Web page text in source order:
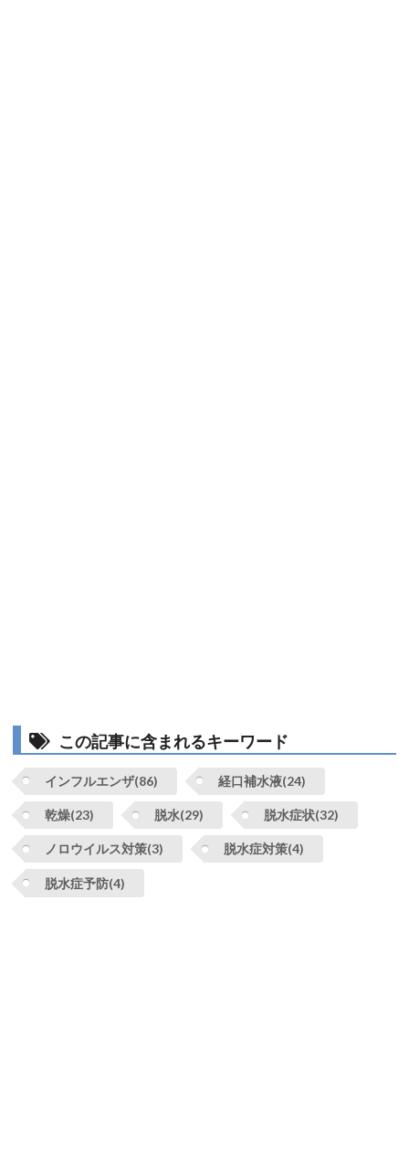
この記事に含まれるキーワード
インフルエンザ(86) 経口補水液(24)
乾燥(23) 脱水(29) 脱水症状(32)
ノロウイルス対策(3) 脱水症対策(4)
脱水症予防(4)